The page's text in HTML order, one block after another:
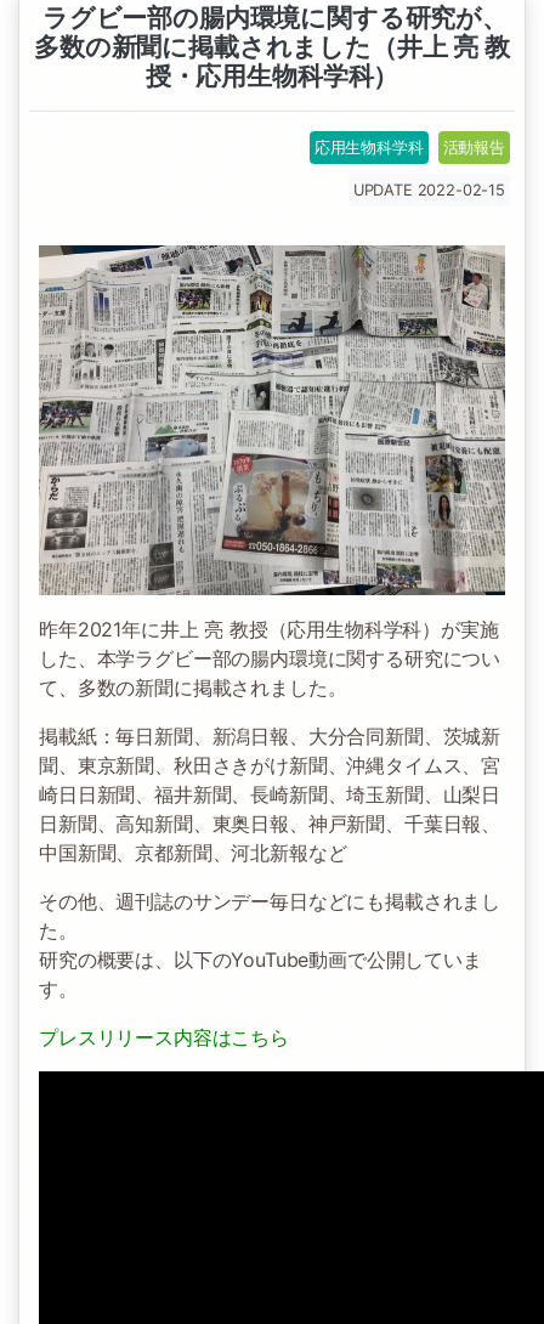
ラグビー部の腸内環境に関する研究が、
多数の新聞に掲載されました（井上 亮 教
授・応用生物科学科）
応用生物科学科 活動報告
UPDATE 2022-02-15
昨年2021年に井上 亮 教授（応用生物科学科）が実施
した、本学ラグビー部の腸内環境に関する研究につい
て、多数の新聞に掲載されました。
掲載紙：毎日新聞、新潟日報、大分合同新聞、茨城新
聞、東京新聞、秋田さきがけ新聞、沖縄タイムス、宮
崎日日新聞、福井新聞、長崎新聞、埼玉新聞、山梨日
日新聞、高知新聞、東奥日報、神戸新聞、千葉日報、
中国新聞、京都新聞、河北新報など
その他、週刊誌のサンデー毎日などにも掲載されまし
た。
研究の概要は、以下のYouTube動画で公開していま
す。
プレスリリース内容はこちら